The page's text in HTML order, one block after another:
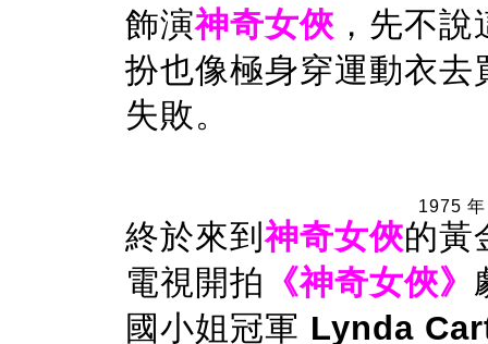
飾演神奇女俠 ，先不
扮也像極身穿運動衣
失敗。
1975 年
終於來到神奇女俠的黃
電視開拍 《神奇女俠》
國小姐冠軍 Lynda